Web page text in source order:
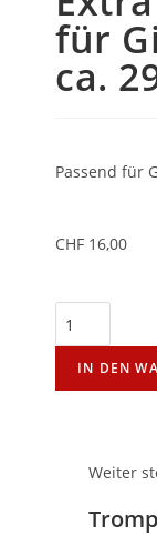
für
ca.
Passend für
CHF 16,00
IN DEN
Weiter